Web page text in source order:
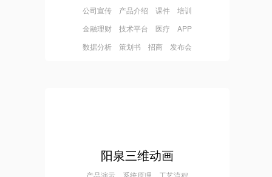
公司宣传 产品介绍 课件 培训
金融理财 技术平台 医疗 APP
数据分析 策划书 招商 发布会
阳泉三维动画
产品演示 系统原理 工艺流程